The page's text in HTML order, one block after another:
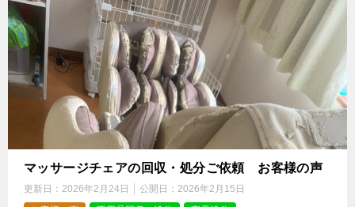
マッサージチェアの回収・処分ご依頼 お客様の声
更新日： 2026年2月24日 公開日： 2026年2月15日